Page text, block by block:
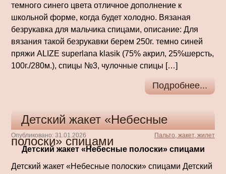
темного синего цвета отличное дополнение к
школьной форме, когда будет холодно. Вязаная
безрукавка для мальчика спицами, описание: Для
вязания такой безрукавки берем 250г. темно синей
пряжи ALIZE superlana klasik (75% акрил, 25%шерсть,
100г./280м.), спицы №3, чулочные спицы […]
Подробнее...
Детский жакет «Небесные
полоски» спицами
Опубликовано: 31.01.2026 Пальто, жакет, жилет
Детский жакет «Небесные полоски» спицами
Детский жакет «Небесные полоски» спицами Детский